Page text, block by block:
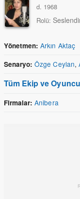
d. 1968
Rolü:
Yönetmen: Arkın Aktaç
Senaryo: Özge Ceylan,
Tüm Ekip ve
Firmalar: Anibera